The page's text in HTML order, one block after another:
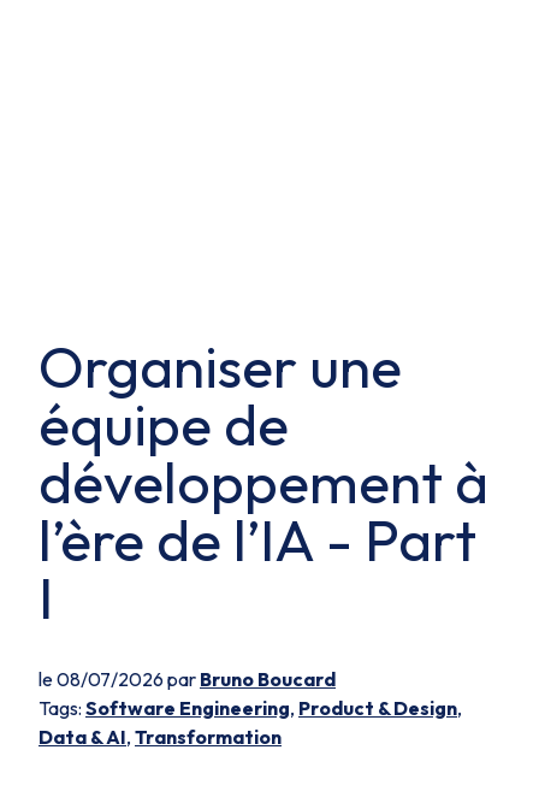
Organiser une
équipe de
développement à
l’ère de l’IA - Part
I
le 08/07/2026 par Bruno Boucard
Tags: Software Engineering, Product & Design,
Data & AI, Transformation